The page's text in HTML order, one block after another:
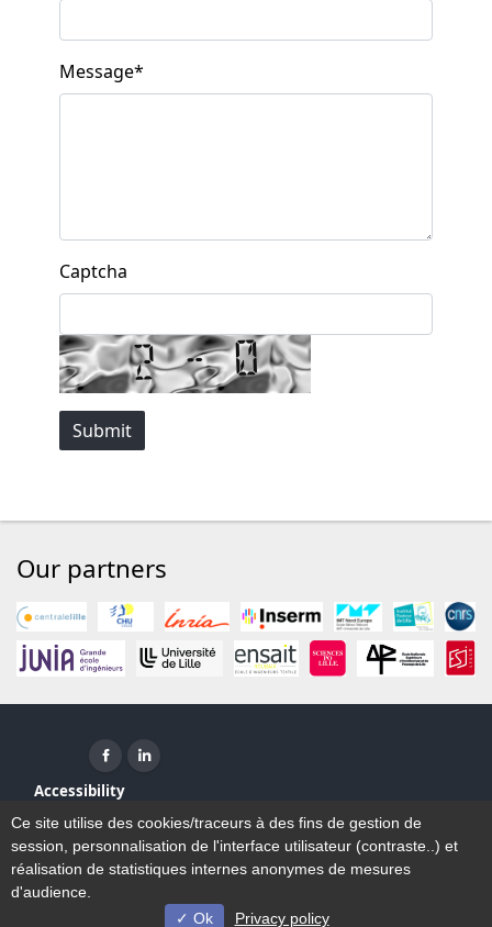
Message*
Captcha
Our partners
Facebook ( New window)
Linkedin ( New window)
Accessibility
Legal Notice
Contact
© Université de Lille - 2023/2026
Ce site utilise des cookies/traceurs à des fins de gestion de
session, personnalisation de l'interface utilisateur (contraste..) et
réalisation de statistiques internes anonymes de mesures
d'audience.
Ok
Privacy policy